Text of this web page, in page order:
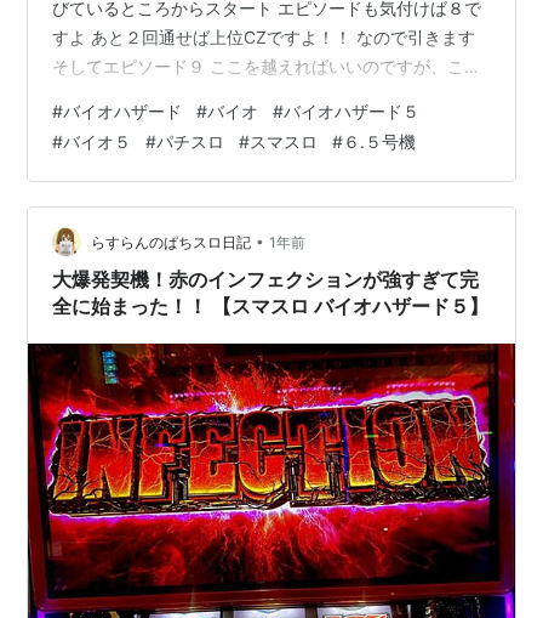
びているところからスタート エピソードも気付けば８で
すよ あと２回通せば上位CZですよ！！ なので引きます
そしてエピソード９ ここを越えればいいのですが、ここ
時間 強チャメとか単チェ引いたからな ３桁あってもいい
ぞ！！ うん、びみょ。 でもこの８０はデカいですよ そ
のおかげでなんとかファーストスイカ！１５５Gかかって
るって しかもこれスカすんだよね 結局エピソード９だけ
で２００Gくらいハマったよ でもこれにてエピソードコ
ンプリート…
#バイオハザード #バイオ #バイオハザード５
#バイオ５ #パチスロ #スマスロ #６.５号機
らすらんのぱちスロ日記 • 1年前
大爆発契機！赤のインフェクションが強すぎて完
全に始まった！！ 【スマスロ バイオハザード５】